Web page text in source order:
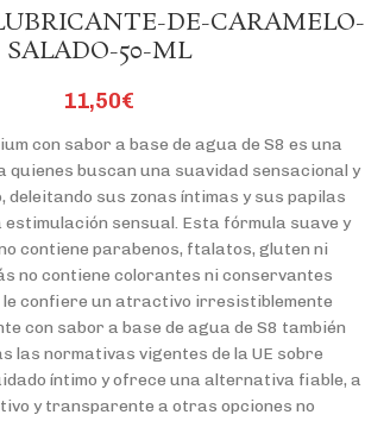
DE-CARAMELO-
SALADO-50-ML
11,50€
con sabor a base de agua de S8 es una
quienes buscan una suavidad sensacional y
deleitando sus zonas íntimas y sus papilas
sensual. Esta fórmula suave y
contiene parabenos, ftalatos, gluten ni
no contiene colorantes ni conservantes
le confiere un atractivo irresistiblemente
con sabor a base de agua de S8 también
las normativas vigentes de la UE sobre
íntimo y ofrece una alternativa fiable, a
y transparente a otras opciones no